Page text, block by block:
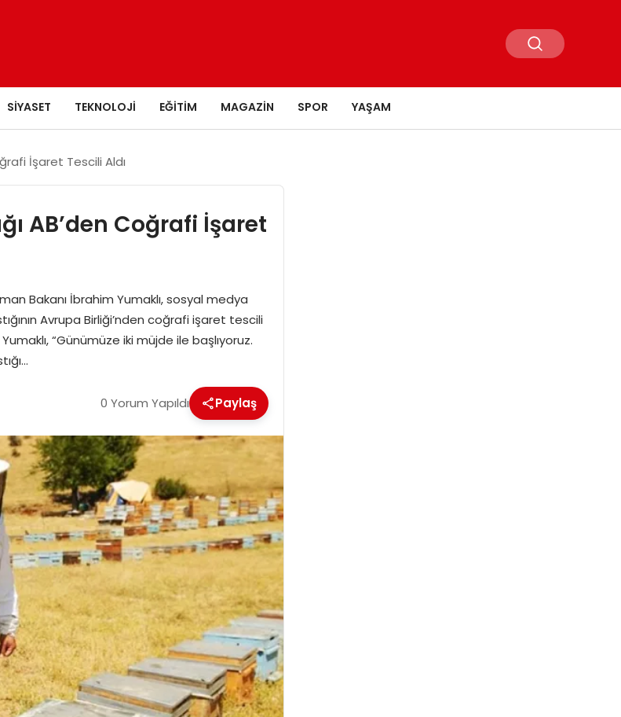
SIYASET TEKNOLOJI EĞITIM MAGAZIN SPOR YAŞAM
İşaret Tescili Aldı
AB’den Coğrafi İşaret
Bakanı İbrahim Yumaklı, sosyal medya
Avrupa Birliği’nden coğrafi işaret tescili
“Günümüze iki müjde ile başlıyoruz.
0 Yorum Yapıldı Paylaş